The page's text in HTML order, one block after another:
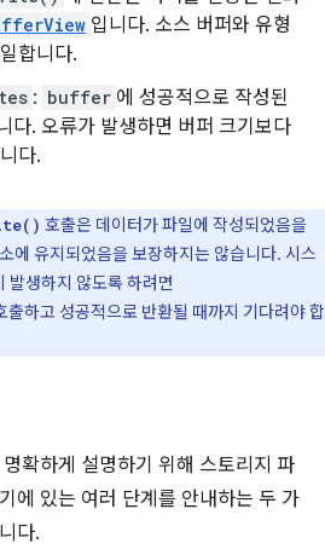
입니다. 소스 버퍼와 유형
합니다.
: buffer 에 성공적으로 작성된
다. 오류가 발생하면 버퍼 크기보다
다.
호출은 데이터가 파일에 작성되었음을
에 유지되었음을 보장하지는 않습니다. 시스
발생하지 않도록 하려면
출하고 성공적으로 반환될 때까지 기다려야 합
확하게 설명하기 위해 스토리지 파
에 있는 여러 단계를 안내하는 두 가
다.